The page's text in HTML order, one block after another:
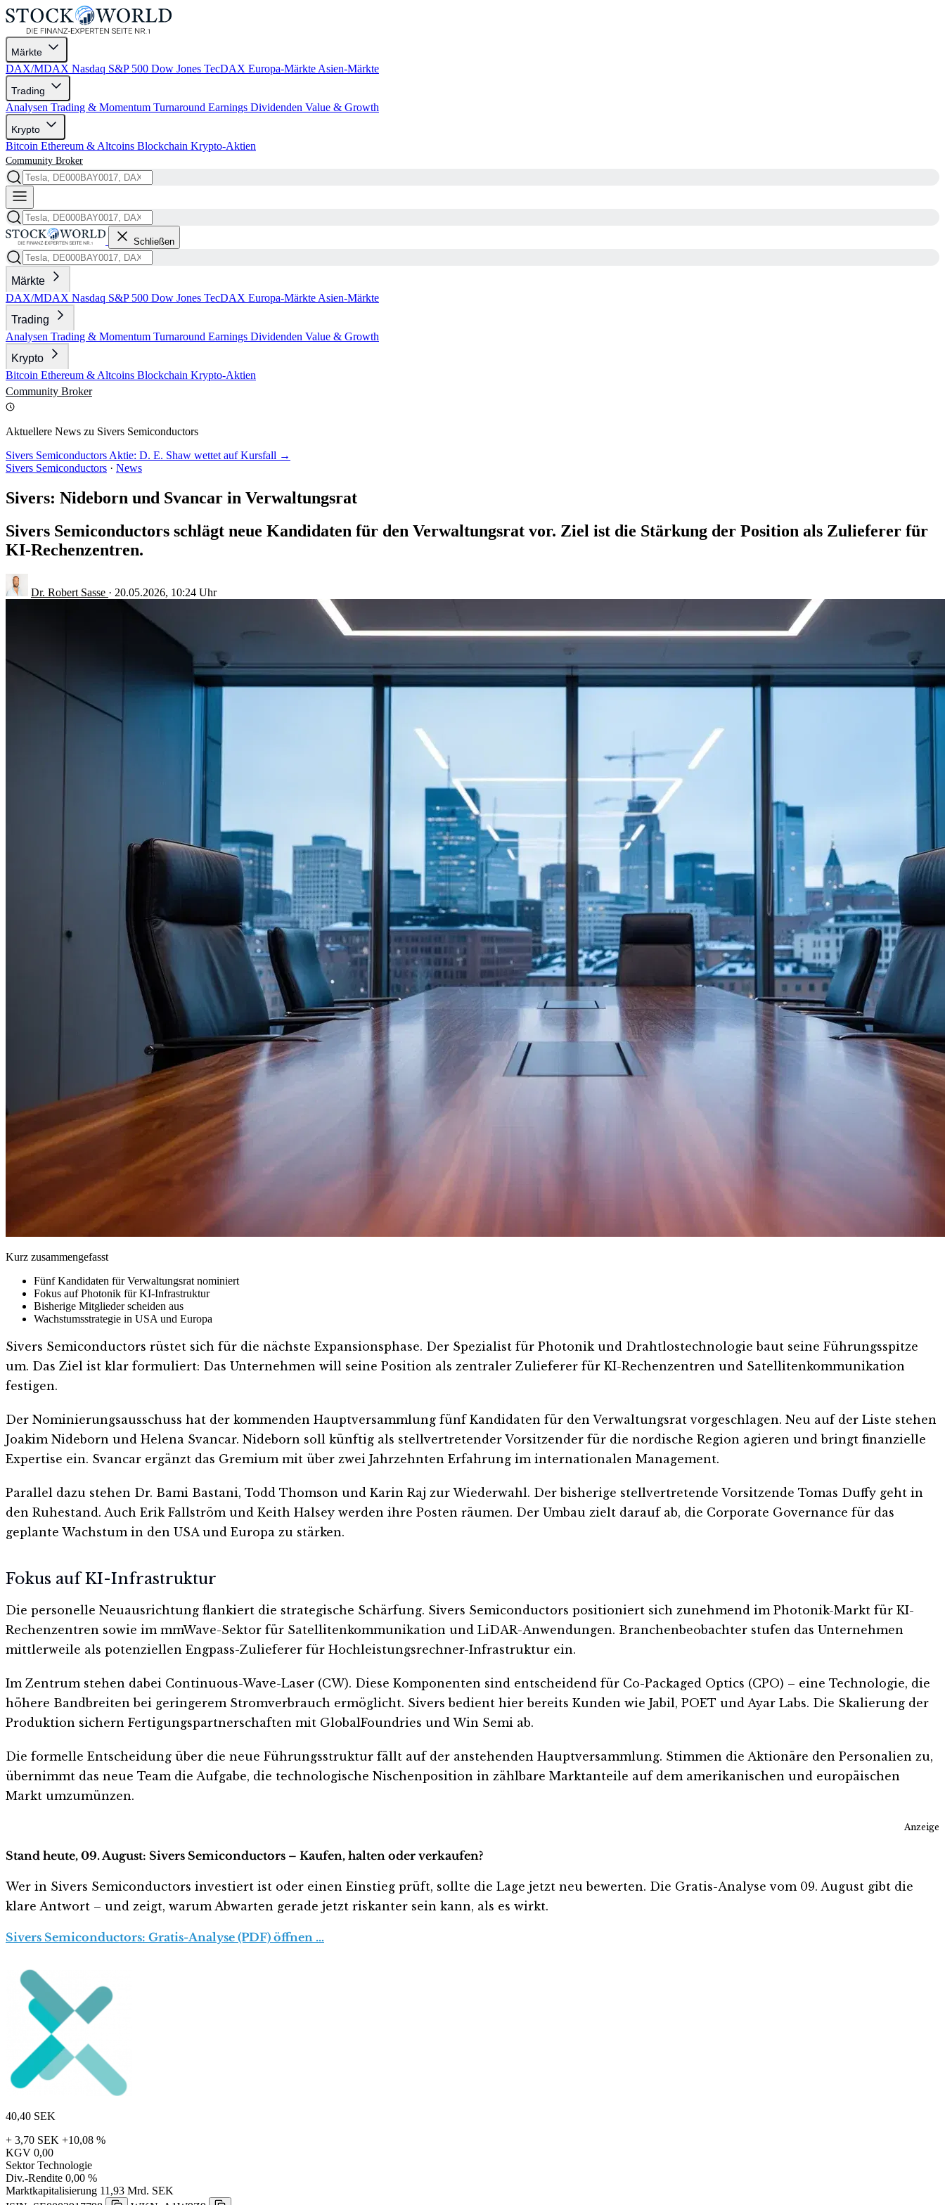
Märkte
DAX/MDAX Nasdaq S&P 500 Dow Jones TecDAX Europa-Märkte Asien-Märkte
Trading
Analysen Trading & Momentum Turnaround Earnings Dividenden Value & Growth
Krypto
Bitcoin Ethereum & Altcoins Blockchain Krypto-Aktien
Community Broker
Schließen
Märkte
DAX/MDAX Nasdaq S&P 500 Dow Jones TecDAX Europa-Märkte Asien-Märkte
Trading
Analysen Trading & Momentum Turnaround Earnings Dividenden Value & Growth
Krypto
Bitcoin Ethereum & Altcoins Blockchain Krypto-Aktien
Community Broker
Aktuellere News zu Sivers Semiconductors
Sivers Semiconductors Aktie: D. E. Shaw wettet auf Kursfall →
Sivers Semiconductors · News
Sivers: Nideborn und Svancar in Verwaltungsrat
Sivers Semiconductors schlägt neue Kandidaten für den Verwaltungsrat vor. Ziel ist die Stärkung der Position als Zulieferer für
KI-Rechenzentren.
Dr. Robert Sasse · 20.05.2026, 10:24 Uhr
Kurz zusammengefasst
Fünf Kandidaten für Verwaltungsrat nominiert
Fokus auf Photonik für KI-Infrastruktur
Bisherige Mitglieder scheiden aus
Wachstumsstrategie in USA und Europa
Sivers Semiconductors rüstet sich für die nächste Expansionsphase. Der Spezialist für Photonik und Drahtlostechnologie baut seine Führungsspitze
um. Das Ziel ist klar formuliert: Das Unternehmen will seine Position als zentraler Zulieferer für KI-Rechenzentren und Satellitenkommunikation
festigen.
Der Nominierungsausschuss hat der kommenden Hauptversammlung fünf Kandidaten für den Verwaltungsrat vorgeschlagen. Neu auf der Liste stehen
Joakim Nideborn und Helena Svancar. Nideborn soll künftig als stellvertretender Vorsitzender für die nordische Region agieren und bringt finanzielle
Expertise ein. Svancar ergänzt das Gremium mit über zwei Jahrzehnten Erfahrung im internationalen Management.
Parallel dazu stehen Dr. Bami Bastani, Todd Thomson und Karin Raj zur Wiederwahl. Der bisherige stellvertretende Vorsitzende Tomas Duffy geht in
den Ruhestand. Auch Erik Fallström und Keith Halsey werden ihre Posten räumen. Der Umbau zielt darauf ab, die Corporate Governance für das
geplante Wachstum in den USA und Europa zu stärken.
Fokus auf KI-Infrastruktur
Die personelle Neuausrichtung flankiert die strategische Schärfung. Sivers Semiconductors positioniert sich zunehmend im Photonik-Markt für KI-
Rechenzentren sowie im mmWave-Sektor für Satellitenkommunikation und LiDAR-Anwendungen. Branchenbeobachter stufen das Unternehmen
mittlerweile als potenziellen Engpass-Zulieferer für Hochleistungsrechner-Infrastruktur ein.
Im Zentrum stehen dabei Continuous-Wave-Laser (CW). Diese Komponenten sind entscheidend für Co-Packaged Optics (CPO) – eine Technologie, die
höhere Bandbreiten bei geringerem Stromverbrauch ermöglicht. Sivers bedient hier bereits Kunden wie Jabil, POET und Ayar Labs. Die Skalierung der
Produktion sichern Fertigungspartnerschaften mit GlobalFoundries und Win Semi ab.
Die formelle Entscheidung über die neue Führungsstruktur fällt auf der anstehenden Hauptversammlung. Stimmen die Aktionäre den Personalien zu,
übernimmt das neue Team die Aufgabe, die technologische Nischenposition in zählbare Marktanteile auf dem amerikanischen und europäischen
Markt umzumünzen.
Anzeige
Stand heute, 09. August: Sivers Semiconductors – Kaufen, halten oder verkaufen?
Wer in Sivers Semiconductors investiert ist oder einen Einstieg prüft, sollte die Lage jetzt neu bewerten. Die Gratis-Analyse vom 09. August gibt die
klare Antwort – und zeigt, warum Abwarten gerade jetzt riskanter sein kann, als es wirkt.
Sivers Semiconductors: Gratis-Analyse (PDF) öffnen …
40,40 SEK
+ 3,70 SEK +10,08 %
KGV 0,00
Sektor Technologie
Div.-Rendite 0,00 %
Marktkapitalisierung 11,93 Mrd. SEK